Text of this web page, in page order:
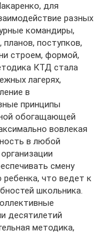
для
разных
командиры,
поступков,
строем, формой,
КТД стала
лагерях,
в
принципы
обогащающей
вовлекая
в любой
смену
что ведет к
школьника.
десятилетий
методика,